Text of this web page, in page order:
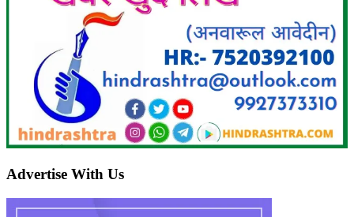
Advertise With Us